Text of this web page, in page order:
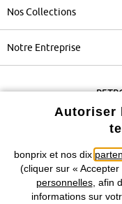
Nos Collections
Notre Entreprise
Prix indiqués TVA
CGV Données
Autoriser
bonprix et nos dix
(cliquer sur «
personnelles, afin
informations sur